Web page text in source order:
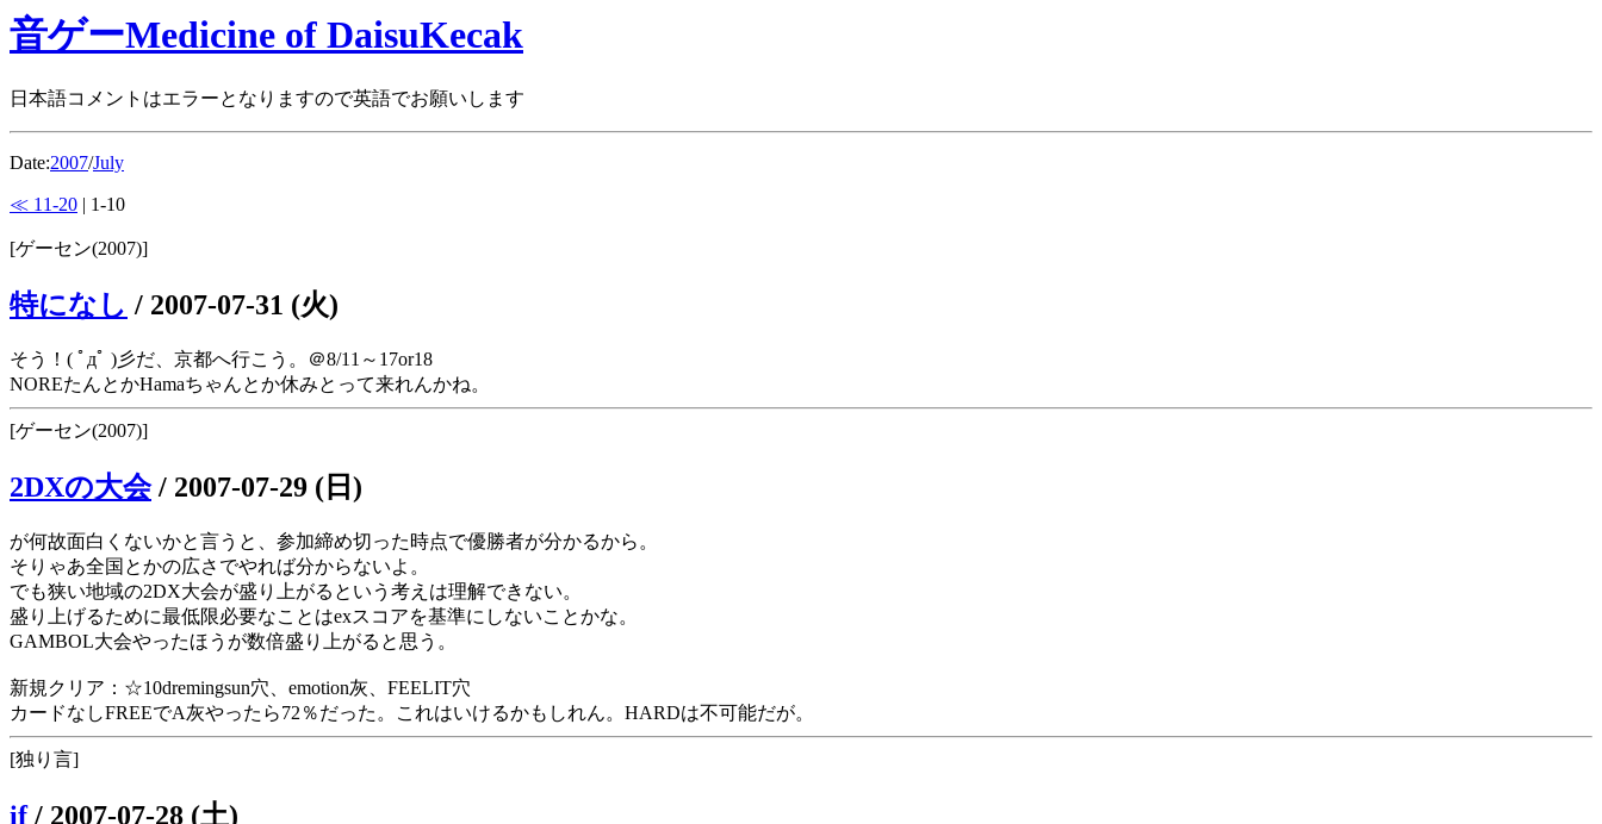
音ゲーMedicine of DaisuKecak
日本語コメントはエラーとなりますので英語でお願いします
Date:2007/July
≪ 11-20 | 1-10
[ゲーセン(2007)]
特になし / 2007-07-31 (火)
そう！( ﾟдﾟ )彡だ、京都へ行こう。＠8/11～17or18
NOREたんとかHamaちゃんとか休みとって来れんかね。
[ゲーセン(2007)]
2DXの大会/ 2007-07-29 (日)
が何故面白くないかと言うと、参加締め切った時点で優勝者が分かるから。
そりゃあ全国とかの広さでやれば分からないよ。
でも狭い地域の2DX大会が盛り上がるという考えは理解できない。
盛り上げるために最低限必要なことはexスコアを基準にしないことかな。
GAMBOL大会やったほうが数倍盛り上がると思う。
新規クリア：☆10dremingsun穴、emotion灰、FEELIT穴
カードなしFREEでA灰やったら72％だった。これはいけるかもしれん。HARDは不可能だが。
[独り言]
if/ 2007-07-28 (土)